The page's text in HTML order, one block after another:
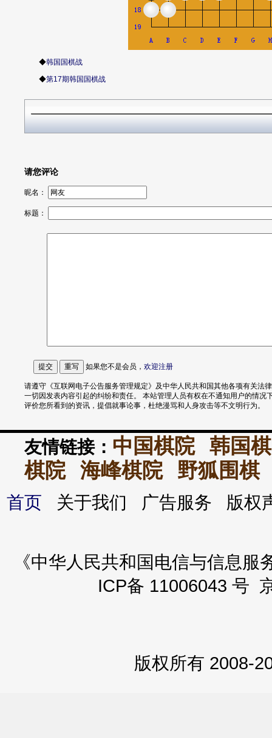
◆韩国国棋战
◆第17期韩国国棋战
请您评论
昵名：
标题：
如果您不是会员， 欢迎注册
请遵守《互联网电子公告服务管理规定》及中华人民共和国其他各项有关法
一切因发表内容引起的纠纷和责任。 本站管理人员有权在不通知用户的情况
评价您所看到的资讯，提倡就事论事，杜绝漫骂和人身攻击等不文明行为。
友情链接： 中国棋院
韩国
棋院
海峰棋院 野狐围棋
首页 关于我们 广告服务 版
《中华人民共和国电信与信息
ICP备 11006043 号
版权所有 2008-